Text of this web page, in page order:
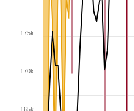
170k
165k
175k